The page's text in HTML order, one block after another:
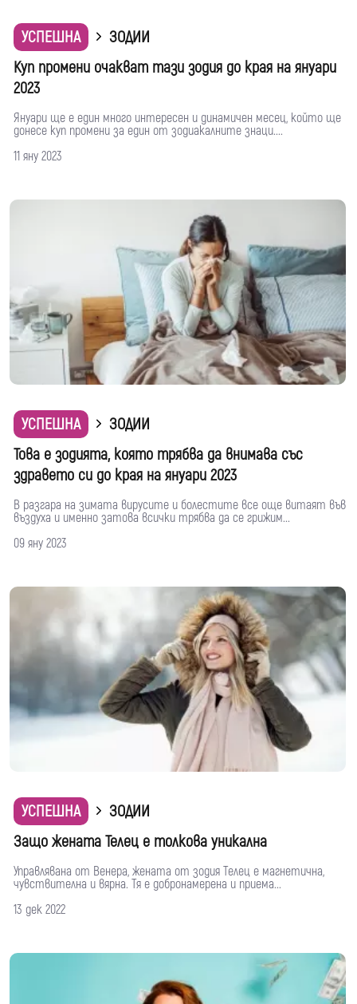
УСПЕШНА
ЗОДИИ
Куп промени очакват тази зодия до края на януари
2023
Януари ще е един много интересен и динамичен месец, който ще
донесе куп промени за един от зодиакалните знаци....
11 яну 2023
УСПЕШНА
ЗОДИИ
Това е зодията, която трябва да внимава със
здравето си до края на януари 2023
В разгара на зимата вирусите и болестите все още витаят във
въздуха и именно затова всички трябва да се грижим...
09 яну 2023
УСПЕШНА
ЗОДИИ
Защо жената Телец е толкова уникална
Управлявана от Венера, жената от зодия Телец е магнетична,
чувствителна и вярна. Тя е добронамерена и приема...
13 дек 2022